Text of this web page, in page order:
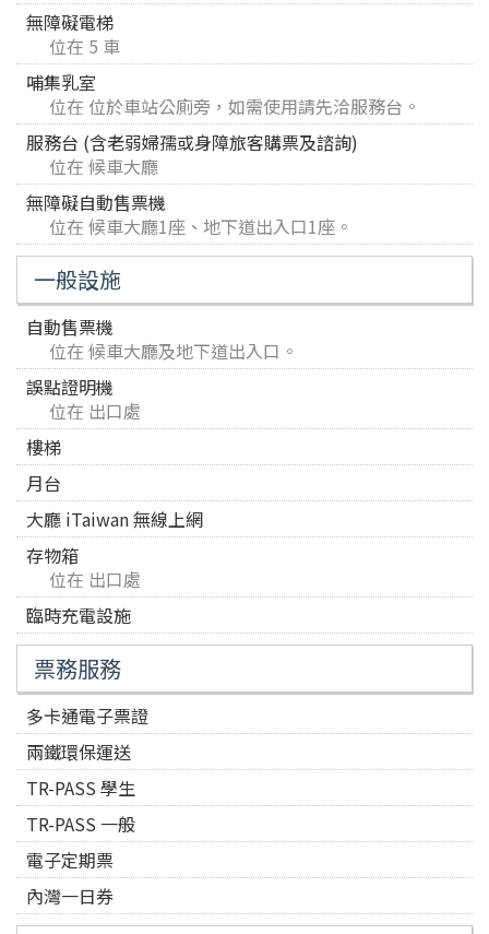
無障礙電梯
位在 5 車
哺集乳室
位在 位於車站公廁旁，如需使用請先洽服務台。
服務台 (含老弱婦孺或身障旅客購票及諮詢)
位在 候車大廳
無障礙自動售票機
位在 候車大廳1座、地下道出入口1座。
一般設施
自動售票機
位在 候車大廳及地下道出入口。
誤點證明機
位在 出口處
樓梯
月台
大廳 iTaiwan 無線上網
存物箱
位在 出口處
臨時充電設施
票務服務
多卡通電子票證
兩鐵環保運送
TR-PASS 學生
TR-PASS 一般
電子定期票
內灣一日券